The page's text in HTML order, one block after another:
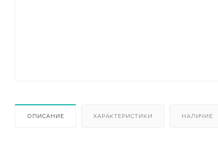
ОПИСАНИЕ ХАРАКТЕРИСТИКИ НАЛИЧИЕ